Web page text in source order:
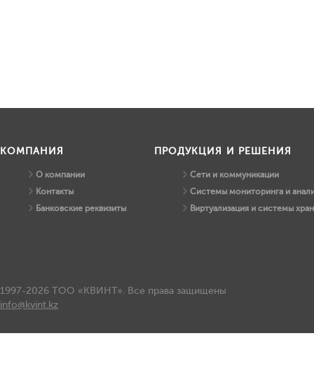
КОМПАНИЯ
О компании
Контакты
Банковские реквизиты
ПРОДУКЦИЯ И РЕШЕНИЯ
Сети и коммуникации
Системы мониторинга и
Виртуализация и системы
1997-2026 ТОО «КВИНТ». Все права защищены
info@kvint.kz